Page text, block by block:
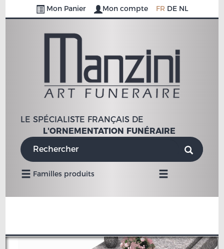
Mon Panier Mon compte FR DE NL
LE SPÉCIALISTE FRANÇAIS DE
L'ORNEMENTATION FUNÉRAIRE
Familles produits
Navigation